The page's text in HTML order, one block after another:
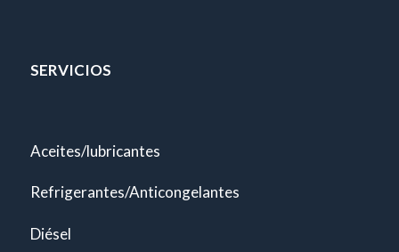
SERVICIOS
Aceites/lubricantes
Refrigerantes/Anticongelantes
Diésel